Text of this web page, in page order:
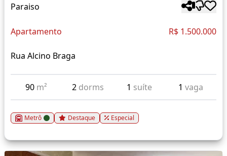
Paraiso
Apartamento R$ 1.500.000
Rua Alcino Braga
90 m² 2 dorms 1 suíte 1 vaga
Metrô Destaque Especial